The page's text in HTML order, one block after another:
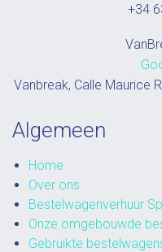
+34
Vanbreak, Calle Maurice
Algemeen
Home
Over ons
Bestelwagenverhuur
Onze omgebouwde
Gebruikte